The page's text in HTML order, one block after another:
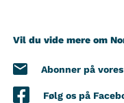
Vil du vide mere om
Abonner på
Følg os på